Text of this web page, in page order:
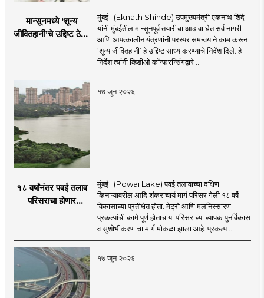
मान्सूनमध्ये ‘शून्य
जीवितहानी’चे उद्दिष्ट ठेवून
शिंदे
मुंबई : (Eknath Shinde) उपमुख्यमंत्री एकनाथ शिंदे
यांनी मुंबईतील मान्सूनपूर्व तयारीचा आढावा घेत सर्व नागरी
आणि आपत्कालीन यंत्रणांनी परस्पर समन्वयाने काम करून
‘शून्य जीवितहानी’ हे उद्दिष्ट साध्य करण्याचे निर्देश दिले. हे
निर्देश त्यांनी व्हिडीओ कॉन्फरन्सिंगद्वारे ..
१७ जून २०२६
१८ वर्षांनंतर पवई तलाव
परिसराचा होणार
सुरुवात;
मुंबई : (Powai Lake) पवई तलावाच्या दक्षिण
किनाऱ्यावरील आदि शंकराचार्य मार्ग परिसर गेली १८ वर्षे
विकासाच्या प्रतीक्षेत होता. मेट्रो आणि मलनिस्सारण
प्रकल्पांची कामे पूर्ण होताच या परिसराच्या व्यापक पुनर्विकास
व सुशोभीकरणाचा मार्ग मोकळा झाला आहे. प्रकल्प ..
१७ जून २०२६